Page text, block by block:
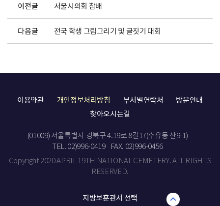
이전글 서울시의회 참배
다음글 전국 학생 그림그리기 및 글짓기 대회
이용약관 개인정보처리방침 부서별연락처
방문안내
찾아오시는길
(01009) 서울특별시 강북구 4.19로 8길17(수유동 산9-1)
TEL. 02)996-0419
FAX. 02)996-0456
Copyright 2020 APRIL 19TH NATIONAL CEMETERY. ALL RIGHTS
RESERVED.
지방보훈관서 선택